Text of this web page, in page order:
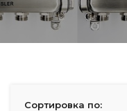
Сортировка по: